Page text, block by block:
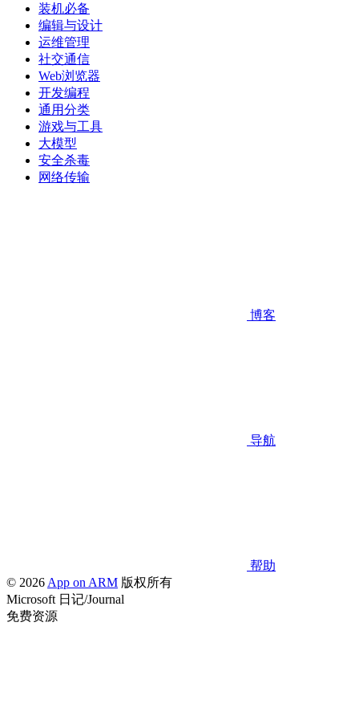
装机必备
编辑与设计
运维管理
社交通信
Web浏览器
开发编程
通用分类
游戏与工具
大模型
安全杀毒
网络传输
博客
导航
帮助
© 2026 App on ARM 版权所有
Microsoft 日记/Journal
免费资源